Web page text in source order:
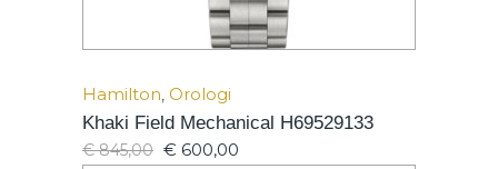
Hamilton, Orologi
Khaki Field Mechanical H69529133
€845,00 € 600,00